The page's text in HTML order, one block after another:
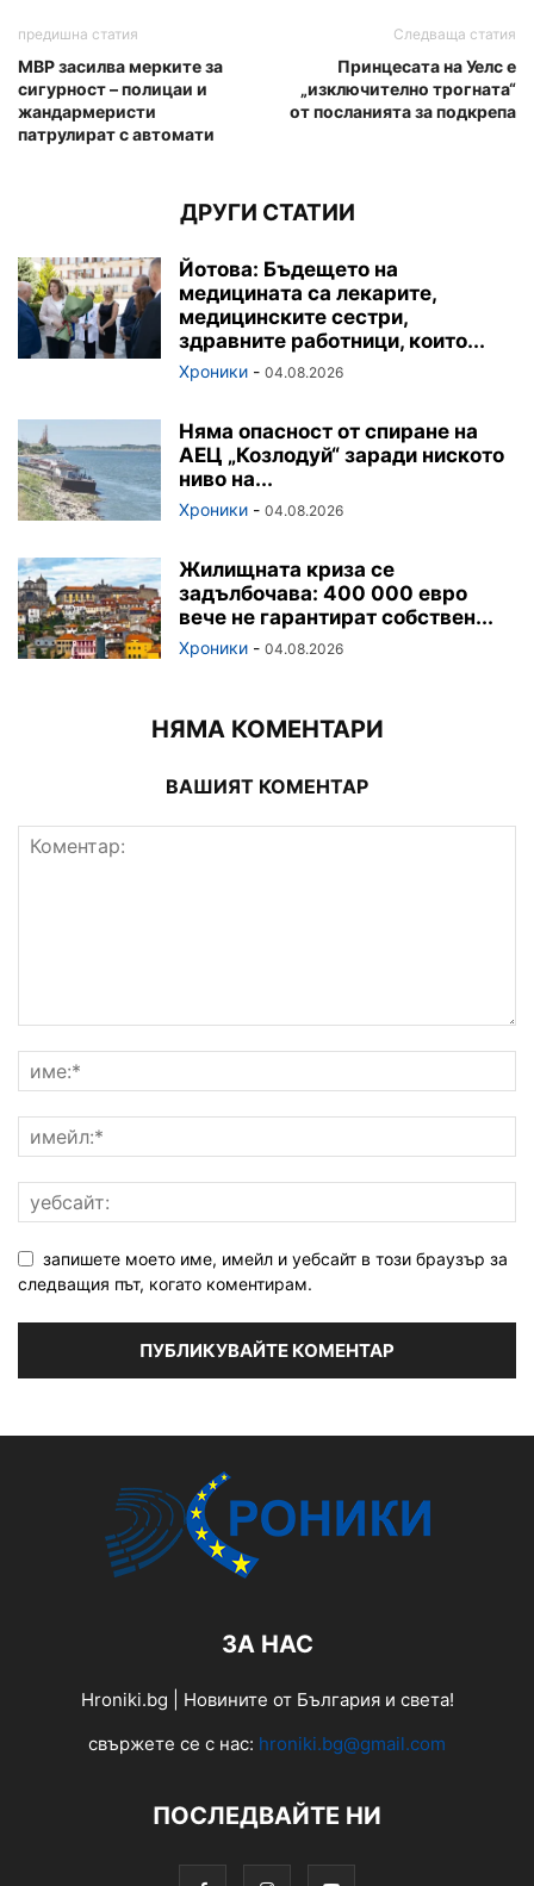
предишна статия
МВР засилва мерките за
сигурност – полицаи и
жандармеристи
патрулират с автомати
Следваща статия
Принцесата на Уелс е
„изключително трогната“
от посланията за подкрепа
ДРУГИ СТАТИИ
Йотова: Бъдещето на
медицината са лекарите,
медицинските сестри,
здравните работници, които...
Хроники - 04.08.2026
Няма опасност от спиране на
АЕЦ „Козлодуй“ заради ниското
ниво на...
Хроники - 04.08.2026
Жилищната криза се
задълбочава: 400 000 евро
вече не гарантират собствен...
Хроники - 04.08.2026
НЯМА КОМЕНТАРИ
ВАШИЯТ КОМЕНТАР
запишете моето име, имейл и уебсайт в този браузър за
следващия път, когато коментирам.
ЗА НАС
Hroniki.bg | Новините от България и света!
свържете се с нас: hroniki.bg@gmail.com
ПОСЛЕДВАЙТЕ НИ